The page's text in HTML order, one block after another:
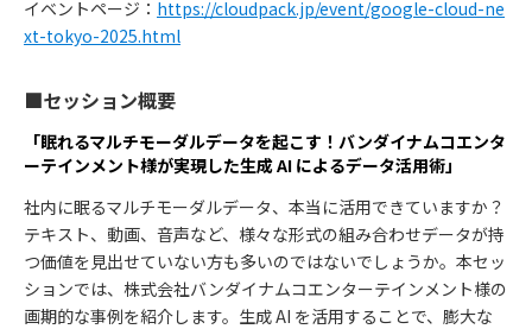
イベントページ： https://cloudpack.jp/event/google-cloud-ne
xt-tokyo-2025.html
■セッション概要
「眠れるマルチモーダルデータを起こす！バンダイナムコエンタ
ーテインメント様が実現した生成 AI によるデータ活用術」
社内に眠るマルチモーダルデータ、本当に活用できていますか？
テキスト、動画、音声など、様々な形式の組み合わせデータが持
つ価値を見出せていない方も多いのではないでしょうか。本セッ
ションでは、株式会社バンダイナムコエンターテインメント様の
画期的な事例を紹介します。生成 AI を活用することで、膨大な